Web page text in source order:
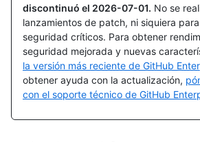
discontinuó el 2026-07-01. No se
lanzamientos de patch, ni siquiera
seguridad críticos. Para obtener
seguridad mejorada y nuevas
la versión más reciente de GitHub
obtener ayuda con la actualización,
con el soporte técnico de GitHub